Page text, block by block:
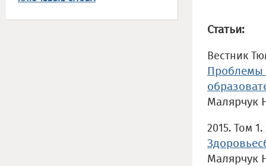
Статьи:
Вестник
Проблемы
Малярчук
2015. Том
Малярчук